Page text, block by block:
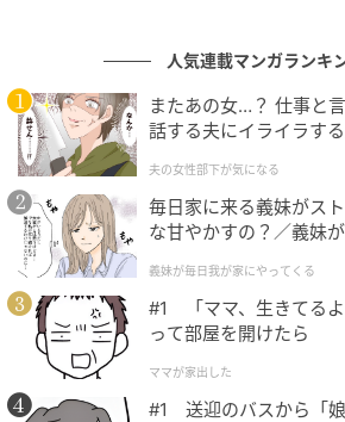
ウーマンエキサイト
人気連載マンガランキ
またあの女…？ 仕事と
話する夫にイライラす
夫の女性部下が気になる
毎日家に来る義妹がス
な甘やかすの？／義妹
が】
義妹が毎日我が家にやってくる
#1 「ママ、生きてる
って部屋を開けたら
ママが家出した
#1 送迎のバスから「